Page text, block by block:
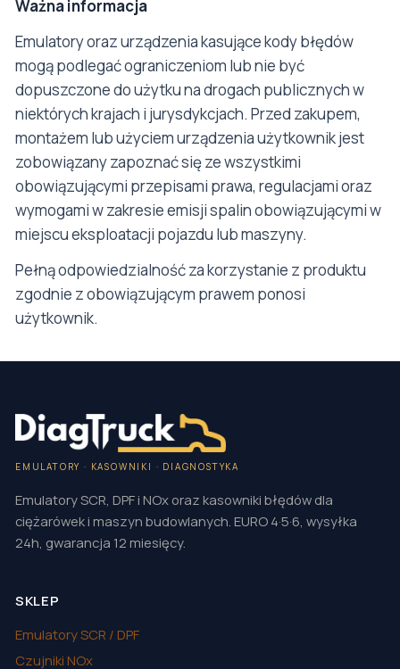
Ważna informacja
Emulatory oraz urządzenia kasujące kody błędów
mogą podlegać ograniczeniom lub nie być
dopuszczone do użytku na drogach publicznych w
niektórych krajach i jurysdykcjach. Przed zakupem,
montażem lub użyciem urządzenia użytkownik jest
zobowiązany zapoznać się ze wszystkimi
obowiązującymi przepisami prawa, regulacjami oraz
wymogami w zakresie emisji spalin obowiązującymi w
miejscu eksploatacji pojazdu lub maszyny.
Pełną odpowiedzialność za korzystanie z produktu
zgodnie z obowiązującym prawem ponosi
użytkownik.
EMULATORY · KASOWNIKI · DIAGNOSTYKA
Emulatory SCR, DPF i NOx oraz kasowniki błędów dla
ciężarówek i maszyn budowlanych. EURO 4·5·6, wysyłka
24h, gwarancja 12 miesięcy.
SKLEP
Emulatory SCR / DPF
Czujniki NOx